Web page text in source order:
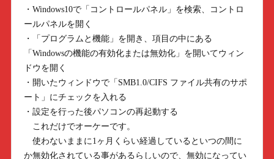
・Windows10で「コントロールパネル」を検索、コントロ
ールパネルを開く
・「プログラムと機能」を開き、項目の中にある
「Windowsの機能の有効化または無効化」を開いてウィン
ドウを開く
・開いたウィンドウで「SMB1.0/CIFS ファイル共有のサポ
ート」にチェックを入れる
・設定を行った後パソコンの再起動する
これだけでオーケーです。
使わないままに1ヶ月くらい経過しているといつの間に
か無効化されている事があるらしいので、無効になってい